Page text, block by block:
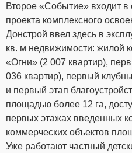
Второе «Событие» входит в
проекта комплексного
Донстрой ввел здесь в
кв. м недвижимости: жилой
«Огни» (2 007 квартир),
036 квартир), первый
и первый этап
площадью более 12 га,
первых этажах введенных
коммерческих объектов
Уже работают частный